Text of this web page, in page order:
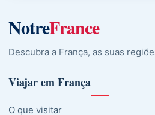
NotreFrance
Descubra a França, as suas
Viajar em França
O que visitar